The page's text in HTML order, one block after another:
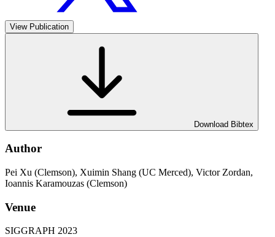
View Publication
Download Bibtex
Author
Pei Xu (Clemson), Xuimin Shang (UC Merced), Victor Zordan,
Ioannis Karamouzas (Clemson)
Venue
SIGGRAPH 2023